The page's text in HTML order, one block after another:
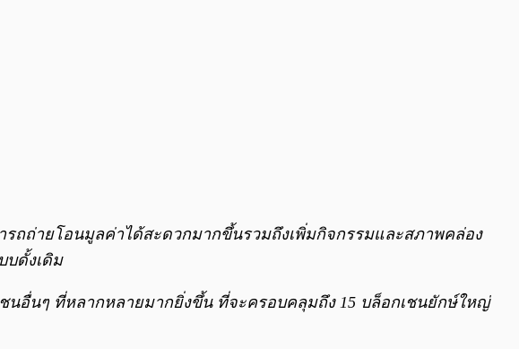
รถถ่ายโอนมูลค่าได้สะดวกมากขึ้นรวมถึงเพิ่มกิจกรรมและสภาพคล่อง
บดั้งเดิม
นอื่นๆ ที่หลากหลายมากยิ่งขึ้น ที่จะครอบคลุมถึง 15 บล็อกเชนยักษ์ใหญ่